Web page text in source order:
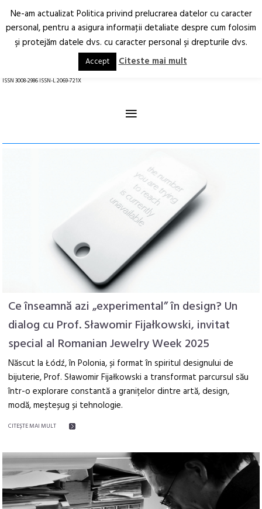
Arhitectură.
Oraș.
RO EN
ISSN 3008-2986 ISSN-L 2069-721X
≡
Ce înseamnă azi „experimental” în design? Un
dialog cu Prof. Sławomir Fijałkowski, invitat
special al Romanian Jewelry Week 2025
Născut la Łódź, în Polonia, și format în spiritul designului de
bijuterie, Prof. Sławomir Fijałkowski a transformat parcursul său
într-o explorare constantă a granițelor dintre artă, design,
modă, meșteșug și tehnologie.
CITEŞTE MAI MULT
Ne-am actualizat Politica privind prelucrarea datelor cu caracter
personal, pentru a asigura informaţii detaliate despre cum folosim
şi protejăm datele dvs. cu caracter personal şi drepturile dvs.
Accept Citeste mai mult